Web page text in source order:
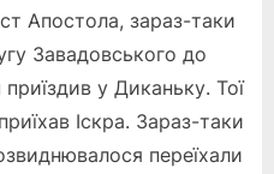
Апостола, зараз-таки
Завадовського до
у Диканьку. Тої
Іскра. Зараз-таки
переїхали